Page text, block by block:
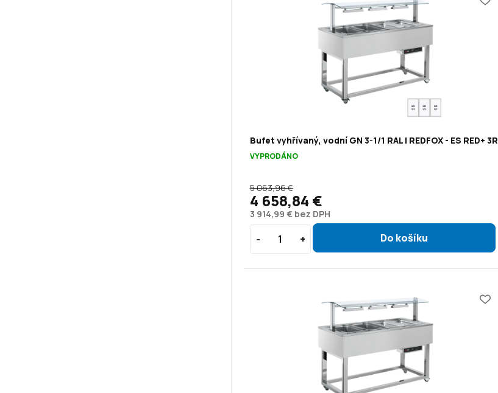
Bufet vyhřívaný, vodní GN 3-1/1 RAL | REDFOX - ES RED+ 3R
VYPRODÁNO
3 914,99 € bez DPH
5 063,96 €
4 658,84 €